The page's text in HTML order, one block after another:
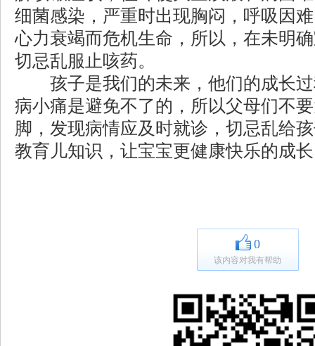
细菌感染，严重时出现胸闷，呼吸因
心力衰竭而危机生命，所以，在未明
切忌乱服止咳药。
孩子是我们的未来，他们的成长过
病小痛是避免不了的，所以父母们不
脚，发现病情应及时就诊，切忌乱给
教育儿知识，让宝宝更健康快乐的成
0
该内容对我有帮助